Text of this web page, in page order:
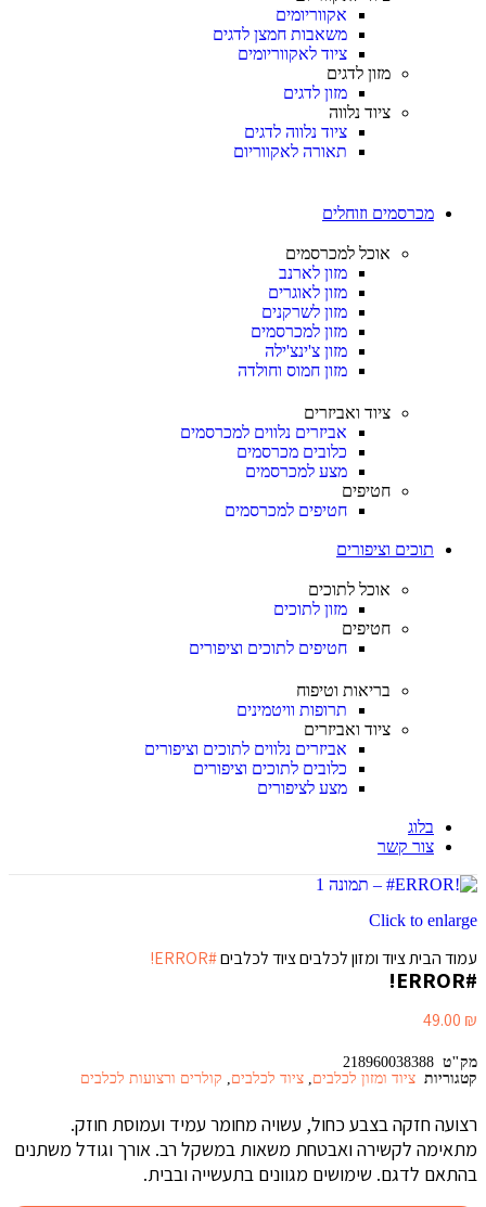
אקווריומים
משאבות חמצן לדגים
ציוד לאקווריומים
מזון לדגים
מזון לדגים
ציוד נלווה
ציוד נלווה לדגים
תאורה לאקווריום
מכרסמים וזוחלים
אוכל למכרסמים
מזון לארנב
מזון לאוגרים
מזון לשרקנים
מזון למכרסמים
מזון צ'ינצ'ילה
מזון חמוס וחולדה
ציוד ואביזרים
אביזרים נלווים למכרסמים
כלובים מכרסמים
מצע למכרסמים
חטיפים
חטיפים למכרסמים
תוכים וציפורים
אוכל לתוכים
מזון לתוכים
חטיפים
חטיפים לתוכים וציפורים
בריאות וטיפוח
תרופות וויטמינים
ציוד ואביזרים
אביזרים נלווים לתוכים וציפורים
כלובים לתוכים וציפורים
מצע לציפורים
בלוג
צור קשר
Click to enlarge
עמוד הביתציוד ומזון לכלביםציוד לכלבים#ERROR!
#ERROR!
49.00 ₪
מק"ט 218960038388
קטגוריות ציוד ומזון לכלבים, ציוד לכלבים, קולרים ורצועות לכלבים
רצועה חזקה בצבע כחול, עשויה מחומר עמיד ועמוסת חוזק.
מתאימה לקשירה ואבטחת משאות במשקל רב. אורך וגודל משתנים
בהתאם לדגם. שימושים מגוונים בתעשייה ובבית.